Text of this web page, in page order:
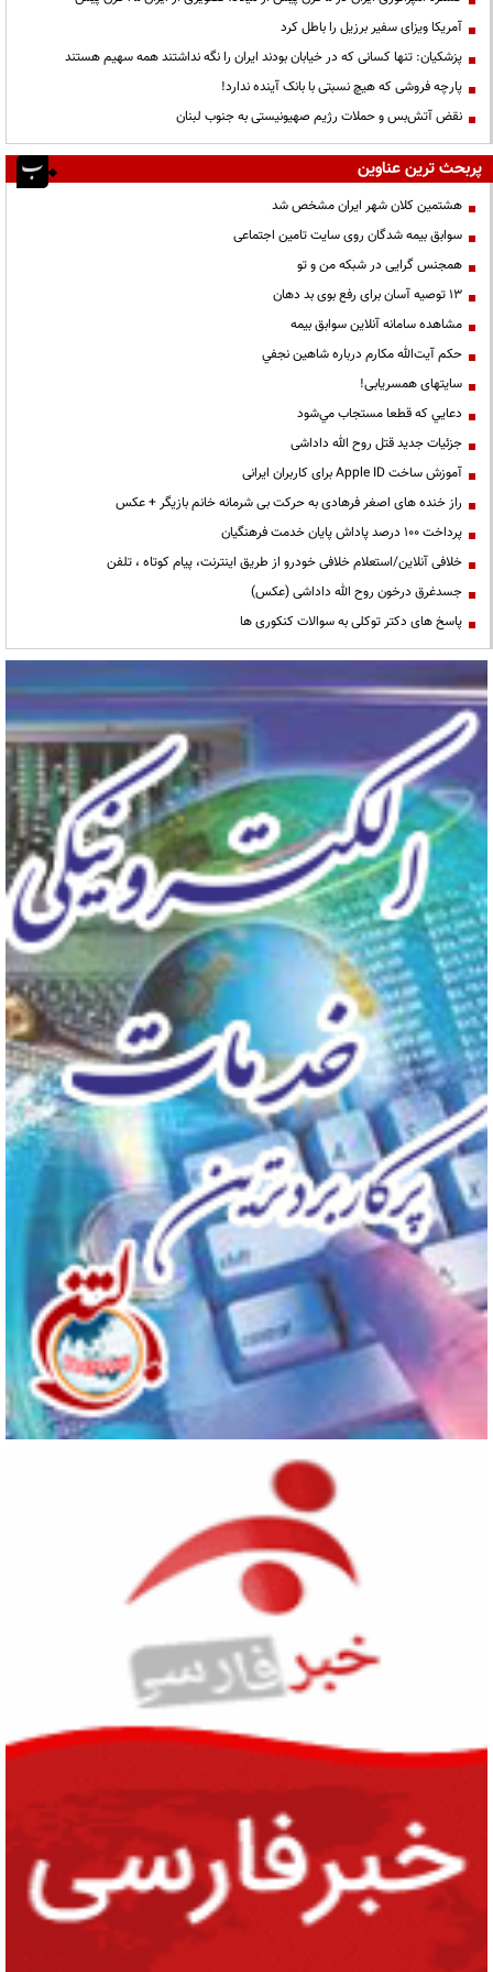
آمریکا ویزای سفیر برزیل را باطل کرد
پزشکیان: تنها کسانی که در خیابان بودند ایران را نگه نداشتند همه سهیم هستند
پارچه فروشی که هیچ نسبتی با بانک آینده ندارد!
نقض آتش‌بس و حملات رژیم صهیونیستی به جنوب لبنان
پربحث ترین عناوین
هشتمین کلان شهر ایران مشخص شد
سوابق بیمه شدگان روی سایت تامین اجتماعی
همجنس گرایی در شبکه من و تو
13 توصیه آسان برای رفع بوی بد دهان
مشاهده سامانه آنلاين سوابق بیمه
حكم آيت‌الله مكارم درباره شاهين نجفي
سایتهای همسریابی!
دعايي كه قطعا مستجاب مي‌شود
جزئیات جدید قتل روح الله داداشی
آموزش ساخت Apple ID برای کاربران ایرانی
راز خنده های اصغر فرهادی به حرکت بی شرمانه خانم بازیگر + عکس
پرداخت ۱۰۰ درصد پاداش پایان خدمت فرهنگیان
خلافی آنلاین/استعلام خلافی خودرو از طریق اینترنت، پیام کوتاه ، تلفن
جسدغرق درخون روح الله داداشی (عکس)
پاسخ های دکتر توکلی به سوالات کنکوری ها